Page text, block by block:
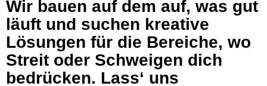
Wir bauen auf dem auf, was gut
läuft und suchen kreative
Lösungen für die Bereiche, wo
Streit oder Schweigen dich
bedrücken. Lass‘ uns